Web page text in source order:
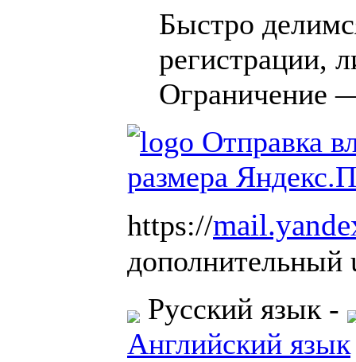
Быстро
регистрации,
Ограничение
https://
дополнительный
Русский язык -
Английский язык